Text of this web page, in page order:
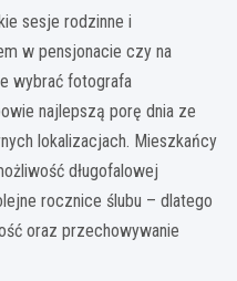
sesje rodzinne i
w pensjonacie czy na
wybrać fotografa
najlepszą porę dnia ze
lokalizacjach. Mieszkańcy
długofalowej
rocznice ślubu – dlatego
oraz przechowywanie